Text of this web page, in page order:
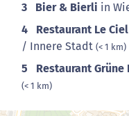
3 Bier & Bierli in
4 Restaurant Le
/ Innere Stadt (< 1 km)
5 Restaurant Grüne
(< 1 km)